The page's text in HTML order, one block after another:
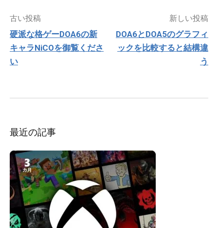
投
ナ
ビ
ゲ
古い投稿
硬派な格ゲーDOA6の新
キャラNiCOを御覧くださ
い
新しい投稿
DOA6とDOA5のグラフィ
ックを比較すると結構違
う
最近の記事